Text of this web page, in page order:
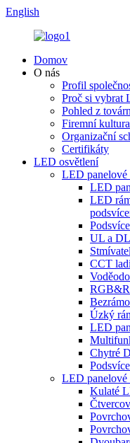
English
Domov
O nás
Profil
Proč si vybrat
Pohled z
Firemní kultura
Organizační
Certifikáty
LED osvětlení
LED panelové
LED
LED
UL a
CCT
Úzký
LED
Chytré
LED
Kulaté